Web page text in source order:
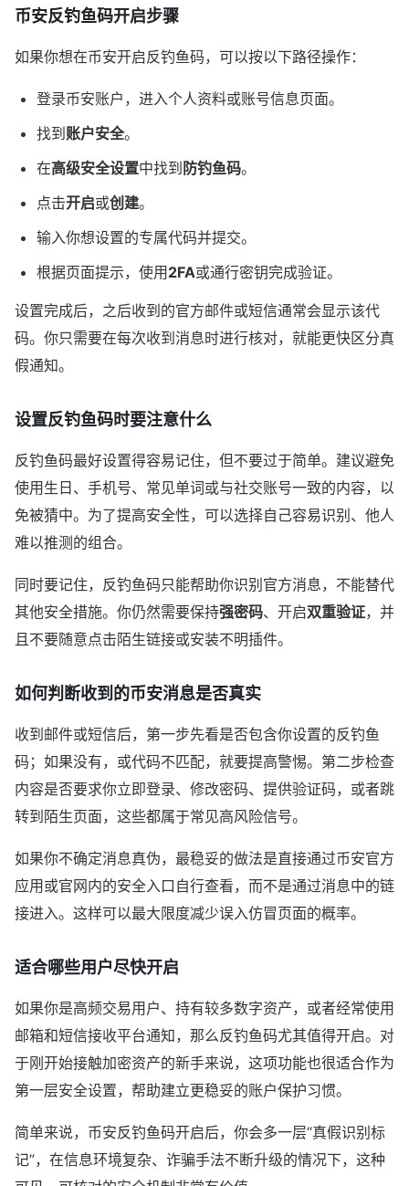
币安反钓鱼码开启步骤
如果你想在币安开启反钓鱼码，可以按以下路径操作：
登录币安账户，进入个人资料或账号信息页面。
找到 账户安全。
在高级安全设置中找到 防钓鱼码。
点击开启或创建。
输入你想设置的专属代码并提交。
根据页面提示，使用 2FA或通行密钥完成验证。
设置完成后，之后收到的官方邮件或短信通常会显示该代
码。你只需要在每次收到消息时进行核对，就能更快区分真
假通知。
设置反钓鱼码时要注意什么
反钓鱼码最好设置得容易记住，但不要过于简单。建议避免
使用生日、手机号、常见单词或与社交账号一致的内容，以
免被猜中。为了提高安全性，可以选择自己容易识别、他人
难以推测的组合。
同时要记住，反钓鱼码只能帮助你识别官方消息，不能替代
其他安全措施。你仍然需要保持强密码、开启双重验证，并
且不要随意点击陌生链接或安装不明插件。
如何判断收到的币安消息是否真实
收到邮件或短信后，第一步先看是否包含你设置的反钓鱼
码；如果没有，或代码不匹配，就要提高警惕。第二步检查
内容是否要求你立即登录、修改密码、提供验证码，或者跳
转到陌生页面，这些都属于常见高风险信号。
如果你不确定消息真伪，最稳妥的做法是直接通过币安官方
应用或官网内的安全入口自行查看，而不是通过消息中的链
接进入。这样可以最大限度减少误入仿冒页面的概率。
适合哪些用户尽快开启
如果你是高频交易用户、持有较多数字资产，或者经常使用
邮箱和短信接收平台通知，那么反钓鱼码尤其值得开启。对
于刚开始接触加密资产的新手来说，这项功能也很适合作为
第一层安全设置，帮助建立更稳妥的账户保护习惯。
简单来说，币安反钓鱼码开启后，你会多一层“真假识别标
记”，在信息环境复杂、诈骗手法不断升级的情况下，这种